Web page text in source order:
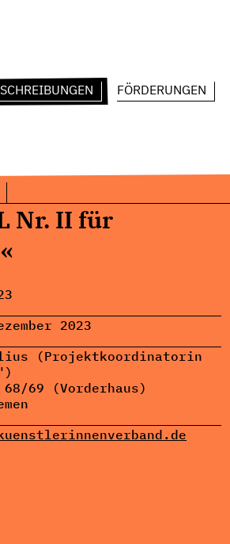
FÖRDERUNGEN
Nr. II für
2023
(Projektkoordinatorin
68/69 (Vorderhaus)
and.de